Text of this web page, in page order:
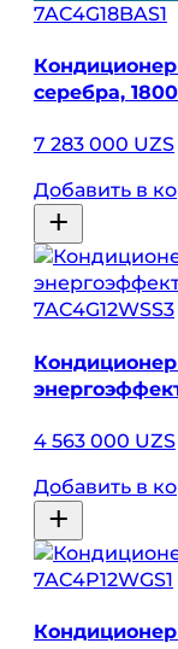
7AC4G18BAS1
серебра,
7 283 000 UZS
Добавить в
7AC4G12WSS3
4 563 000 UZS
Добавить в
7AC4P12WGS1